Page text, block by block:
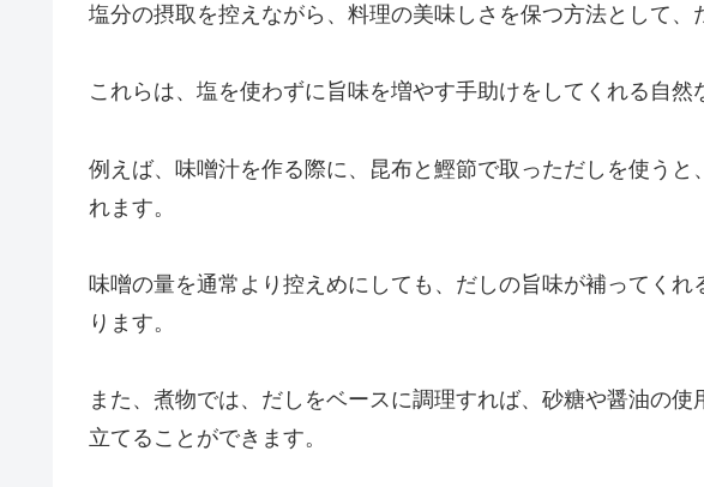
塩分の摂取を控えながら、料理の美味しさを保つ方法として、
これらは、塩を使わずに旨味を増やす手助けをしてくれる自然
例えば、味噌汁を作る際に、昆布と鰹節で取っただしを使うと
れます。
味噌の量を通常より控えめにしても、だしの旨味が補ってく
ります。
また、煮物では、だしをベースに調理すれば、砂糖や醤油の使
立てることができます。